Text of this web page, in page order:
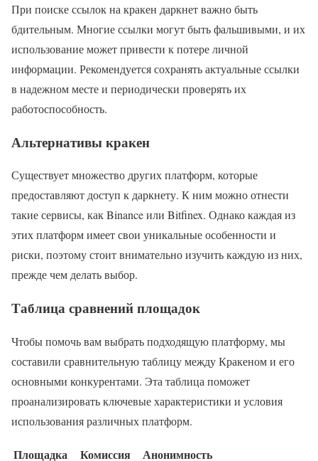
При поиске ссылок на кракен даркнет важно быть
бдительным. Многие ссылки могут быть фальшивыми, и их
использование может привести к потере личной
информации. Рекомендуется сохранять актуальные ссылки
в надежном месте и периодически проверять их
работоспособность.
Альтернативы кракен
Существует множество других платформ, которые
предоставляют доступ к даркнету. К ним можно отнести
такие сервисы, как Binance или Bitfinex. Однако каждая из
этих платформ имеет свои уникальные особенности и
риски, поэтому стоит внимательно изучить каждую из них,
прежде чем делать выбор.
Таблица сравнений площадок
Чтобы помочь вам выбрать подходящую платформу, мы
составили сравнительную таблицу между Кракеном и его
основными конкурентами. Эта таблица поможет
проанализировать ключевые характеристики и условия
использования различных платформ.
Площадка Комиссия Анонимность